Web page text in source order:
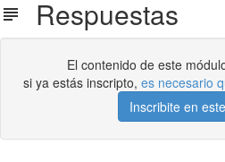
Respuestas
El contenido de este
si ya estás inscripto, es necesario
Inscribite en